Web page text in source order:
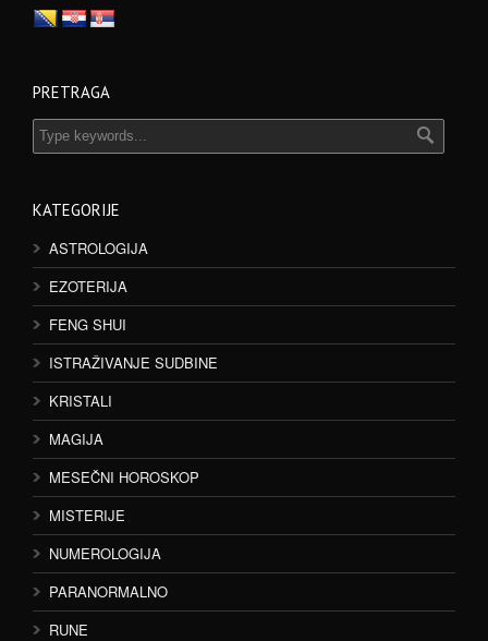
PRETRAGA
KATEGORIJE
ASTROLOGIJA
EZOTERIJA
FENG SHUI
ISTRAŽIVANJE SUDBINE
KRISTALI
MAGIJA
MESEČNI HOROSKOP
MISTERIJE
NUMEROLOGIJA
PARANORMALNO
RUNE